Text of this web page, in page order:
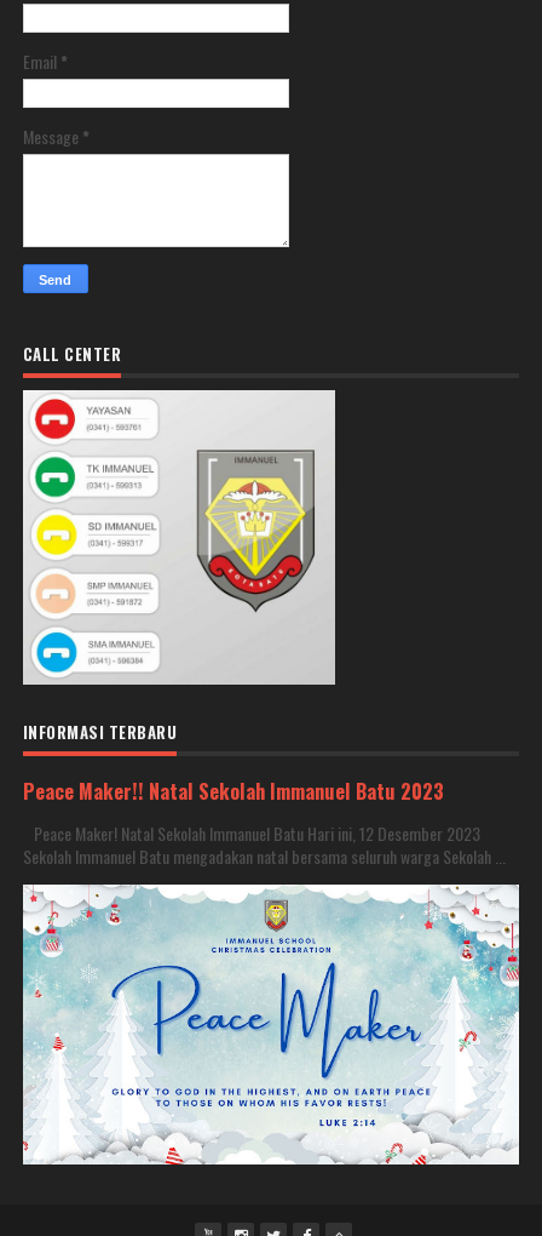
Email *
Message *
CALL CENTER
INFORMASI TERBARU
Peace Maker!! Natal Sekolah Immanuel Batu 2023
Peace Maker! Natal Sekolah Immanuel Batu Hari ini, 12 Desember 2023
Sekolah Immanuel Batu mengadakan natal bersama seluruh warga Sekolah ...